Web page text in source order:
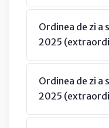
Ordinea de zi a
2025
Ordinea de zi a
2025